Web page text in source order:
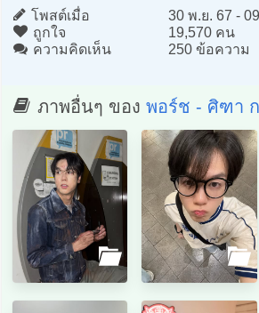
โพสต์เมื่อ
30 พ.ย. 67 -
ถูกใจ
19,570 คน
ความคิดเห็น
250 ข้อความ
ภาพอื่นๆ ของ พอร์ช - ศิฑา